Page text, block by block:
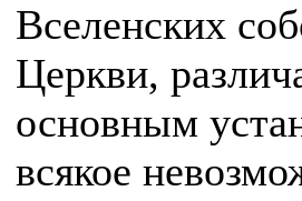
Вселенских
Церкви,
основным
всякое